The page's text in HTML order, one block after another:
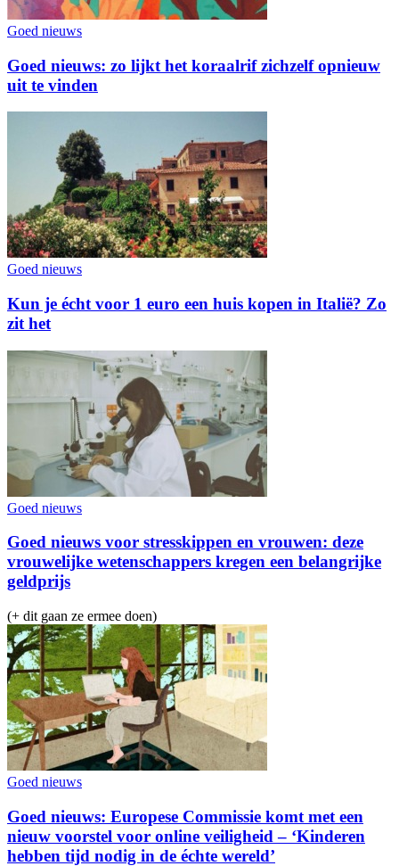
Goed nieuws
Goed nieuws: zo lijkt het koraalrif zichzelf opnieuw
uit te vinden
Goed nieuws
Kun je écht voor 1 euro een huis kopen in Italië? Zo
zit het
Goed nieuws
Goed nieuws voor stresskippen en vrouwen: deze
vrouwelijke wetenschappers kregen een belangrijke
geldprijs
(+ dit gaan ze ermee doen)
Goed nieuws
Goed nieuws: Europese Commissie komt met een
nieuw voorstel voor online veiligheid – ‘Kinderen
hebben tijd nodig in de échte wereld’